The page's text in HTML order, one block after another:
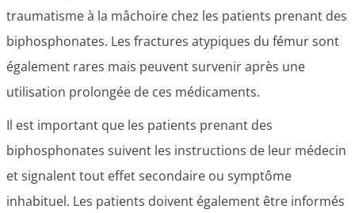
traumatisme à la mâchoire chez les patients prenant des
biphosphonates. Les fractures atypiques du fémur sont
également rares mais peuvent survenir après une
utilisation prolongée de ces médicaments.
Il est important que les patients prenant des
biphosphonates suivent les instructions de leur médecin
et signalent tout effet secondaire ou symptôme
inhabituel. Les patients doivent également être informés